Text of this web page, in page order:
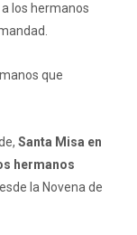
los hermanos
que
Santa Misa en
hermanos
la Novena de